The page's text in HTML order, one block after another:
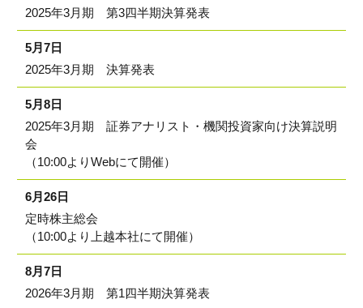
2025年3月期 第3四半期決算発表
5月7日
2025年3月期 決算発表
5月8日
2025年3月期 証券アナリスト・機関投資家向け決算説明
会
（10:00よりWebにて開催）
6月26日
定時株主総会
（10:00より上越本社にて開催）
8月7日
2026年3月期 第1四半期決算発表